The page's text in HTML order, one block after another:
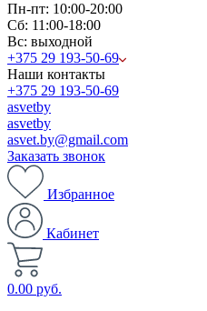
Пн-пт: 10:00-20:00
Сб: 11:00-18:00
Вс: выходной
+375 29 193-50-69
Наши контакты
+375 29 193-50-69
asvetby
asvetby
asvet.by@gmail.com
Заказать звонок
Избранное
Кабинет
0.00 руб.